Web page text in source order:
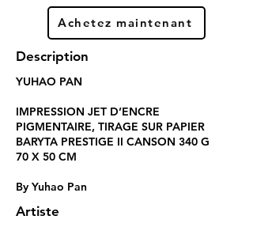
Achetez maintenant
Description
YUHAO PAN
IMPRESSION JET D’ENCRE
PIGMENTAIRE, TIRAGE SUR PAPIER
BARYTA PRESTIGE II CANSON 340 G
70 X 50 CM
By Yuhao Pan
Artiste